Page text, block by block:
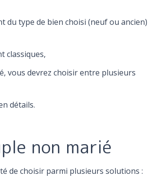
du type de bien choisi (neuf ou ancien)
classiques,
vous devrez choisir entre plusieurs
détails.
non marié
de choisir parmi plusieurs solutions :